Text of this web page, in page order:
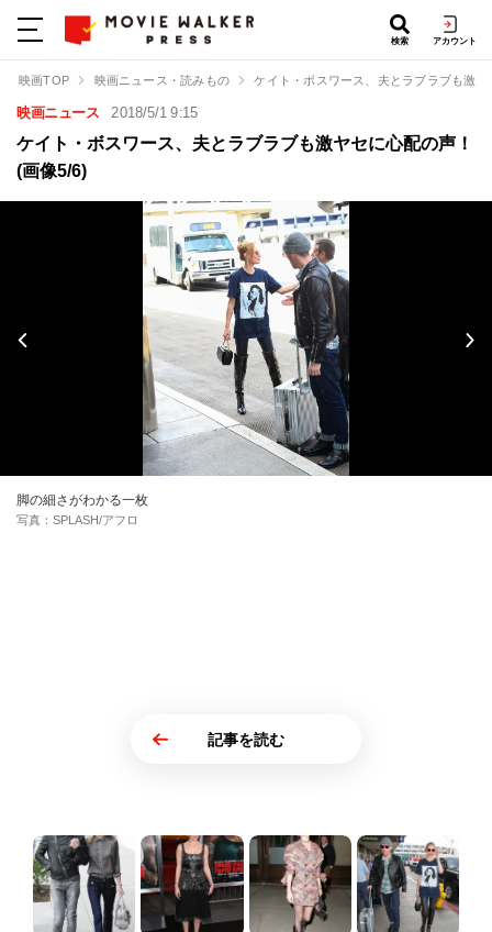
検索 アカウント
映画TOP 映画ニュース・読みもの ケイト・ボスワース、夫とラブラブも激
映画ニュース 2018/5/1 9:15
ケイト・ボスワース、夫とラブラブも激ヤセに心配の声！
(画像5/6)
脚の細さがわかる一枚
写真：SPLASH/アフロ
記事を読む